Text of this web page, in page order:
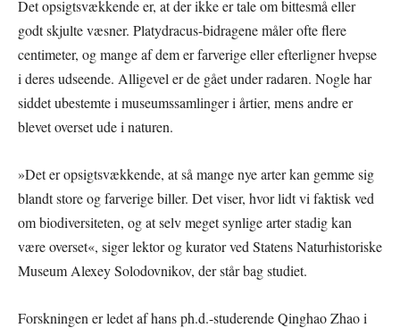
Det opsigtsvækkende er, at der ikke er tale om bittesmå eller
godt skjulte væsner. Platydracus-bidragene måler ofte flere
centimeter, og mange af dem er farverige eller efterligner hvepse
i deres udseende. Alligevel er de gået under radaren. Nogle har
siddet ubestemte i museumssamlinger i årtier, mens andre er
blevet overset ude i naturen.
»Det er opsigtsvækkende, at så mange nye arter kan gemme sig
blandt store og farverige biller. Det viser, hvor lidt vi faktisk ved
om biodiversiteten, og at selv meget synlige arter stadig kan
være overset«, siger lektor og kurator ved Statens Naturhistoriske
Museum Alexey Solodovnikov, der står bag studiet.
Forskningen er ledet af hans ph.d.-studerende Qinghao Zhao i